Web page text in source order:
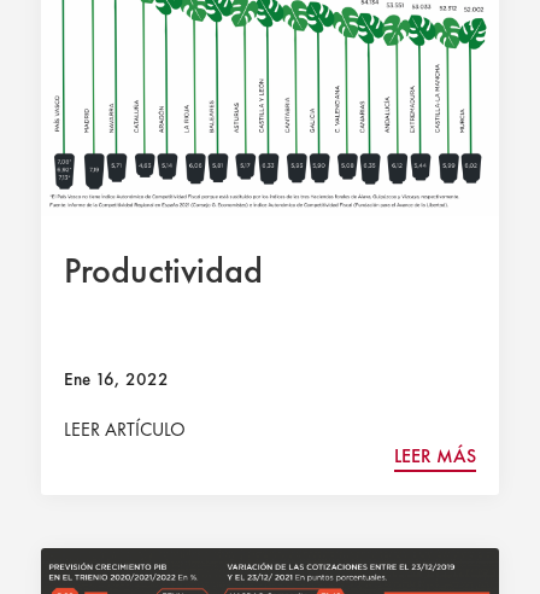
Productividad
Ene 16, 2022
LEER ARTÍCULO
LEER MÁS